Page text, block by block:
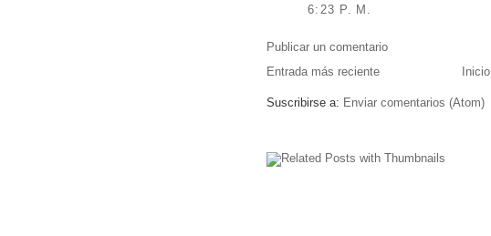
6:23 P. M.
Publicar un comentario
Entrada más reciente
Inicio
Suscribirse a: Enviar comentarios (Atom)